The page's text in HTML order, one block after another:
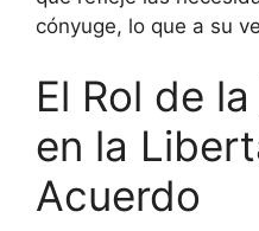
cónyuge, lo que a su
El Rol de
en la
Acuerdo